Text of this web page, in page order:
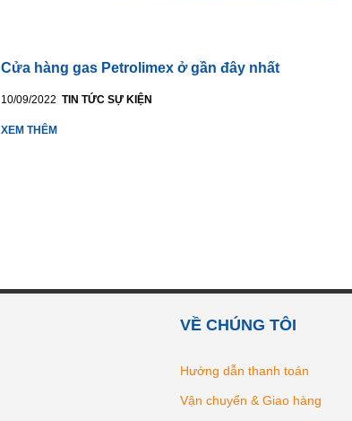
Cửa hàng gas Petrolimex ở gần đây nhất
10/09/2022 TIN TỨC SỰ KIỆN
XEM THÊM
VỀ CHÚNG TÔI
Hướng dẫn thanh toán
Vận chuyển & Giao hàng